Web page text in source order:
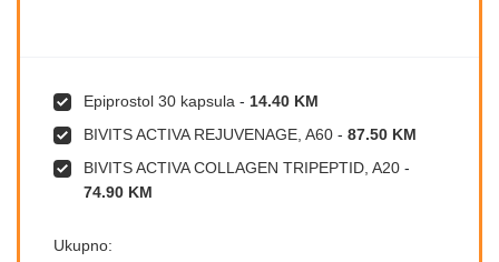
Epiprostol 30 kapsula - 14.40 KM
BIVITS ACTIVA REJUVENAGE, A60 - 87.50 KM
BIVITS ACTIVA COLLAGEN TRIPEPTID, A20 -
74.90 KM
Ukupno: